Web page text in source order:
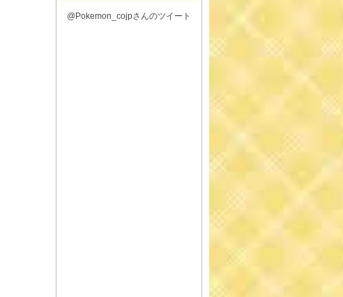
@Pokemon_cojpさんのツイート